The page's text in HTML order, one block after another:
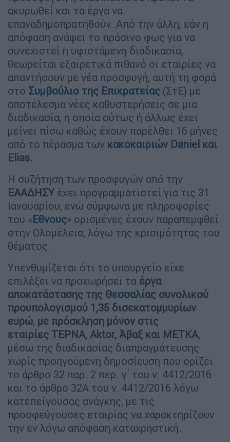
ακυρωθεί και τα έργα να
επαναδημοπρατηθούν. Από την άλλη, εάν η
απόφαση ανάψει το πράσινο φως για να
συνεχιστεί η υφιστάμενη διαδικασία,
θεωρείται εξαιρετικά πιθανό οι εταιρίες να
απαντήσουν με νέα προσφυγή, αυτή τη φορά
στο Συμβούλιο της Επικρατείας (ΣτΕ) με
αποτέλεσμα νέες καθυστερήσεις σε μια
διαδικασία, η οποία ούτως ή άλλως έχει
μείνει πίσω καθώς έχουν παρέλθει 16 μήνες
από το πέρασμα των κακοκαιριών Daniel και
Elias.
Η συζήτηση των προσφυγών από την
ΕΑΑΔΗΣΥέχει προγραμματιστεί για τις 31
Ιανουαρίου, ενώ σύμφωνα με πληροφορίες
του «Εθνους» ορισμένες έχουν παραπεμφθεί
στην Ολομέλεια, λόγω της κρισιμότητας του
θέματος.
Υπενθυμίζεται ότι το υπουργείο είχε
επιλέξει να προχωρήσει τα έργα
αποκατάστασης της Θεσσαλίας συνολικού
προυπολογισμού 1,35 δισεκατομμυρίων
ευρώ, με πρόσκληση μόνον στις
εταιρίες ΤΕΡΝΑ, Aktor, Άβαξ και ΜΕΤΚΑ,
μέσω της διαδικασίας διαπραγμάτευσης
χωρίς προηγούμενη δημοσίευση που ορίζει
το άρθρο 32 παρ. 2 περ. γ΄ του ν. 4412/2016
και το άρθρο 32Α του ν. 4412/2016 λόγω
κατεπείγουσας ανάγκης, με τις
προσφεύγουσες εταιρίας να χαρακτηρίζουν
την εν λόγω απόφαση καταχρηστική.